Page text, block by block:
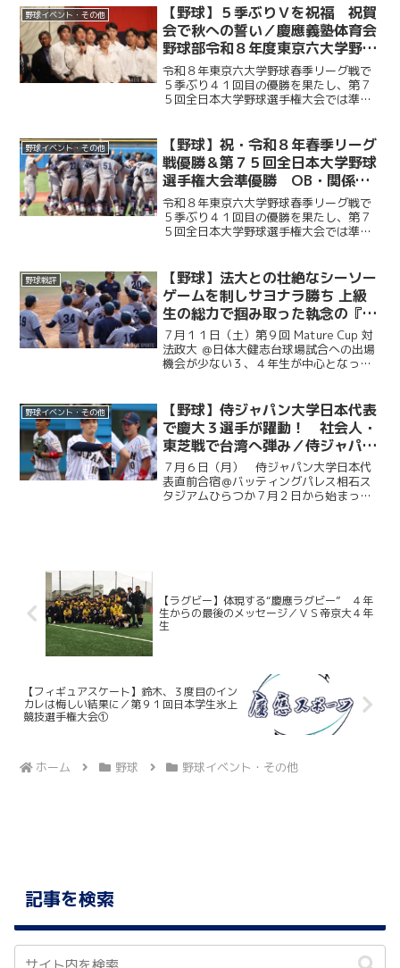
（商４・慶應）が相手打線に得点を許
し、２点を追う展開に。そ...
野球イベント・その他
【野球】５季ぶりＶを祝福 祝賀
会で秋への誓い／慶應義塾体育会
野球部令和８年度東京六大学野球
春季リーグ戦優勝 祝賀会～前編
～
令和８年東京六大学野球春季リーグ戦で
５季ぶり４１回目の優勝を果たし、第７
５回全日本大学野球選手権大会では準優
人が集まり、選手たちの健闘をたたえ
た。前編では、堀井監督の挨...
野球イベント・その他
【野球】祝・令和８年春季リーグ
戦優勝＆第７５回全日本大学野球
選手権大会準優勝 OB・関係者
からのお祝いメッセージ
令和８年東京六大学野球春季リーグ戦で
５季ぶり４１回目の優勝を果たし、第７
５回全日本大学野球選手権大会では準優
の皆様から、現役選手たちへ温かい祝福
のメッセージをお寄せい...
野球戦評
【野球】法大との壮絶なシーソー
ゲームを制しサヨナラ勝ち 上級
生の総力で掴み取った執念の『一
勝』／第９回MatureCup・法大
戦
７月１１日（土）第９回 Mature Cup 対
法政大 ＠日体大健志台球場試合への出場
機会が少ない３、４年生が中心となって
に２度追い付く粘りを見せると、１点ビ...
野球イベント・その他
【野球】侍ジャパン大学日本代表
で慶大３選手が躍動！ 社会人・
東芝戦で台湾へ弾み／侍ジャパン
大学日本代表直前合宿５日目
７月６日（月） 侍ジャパン大学日本代
表直前合宿＠バッティングパレス相石ス
タジアムひらつか７月２日から始まった
【ラグビー】体現する“慶應ラグビー” ４年
生からの最後のメッセージ／ＶＳ帝京大４年
生
【フィギュアスケート】鈴木、３度目のイン
カレは悔しい結果に／第９１回日本学生氷上
競技選手権大会①
ホーム 野球 野球イベント・その他
記事を検索